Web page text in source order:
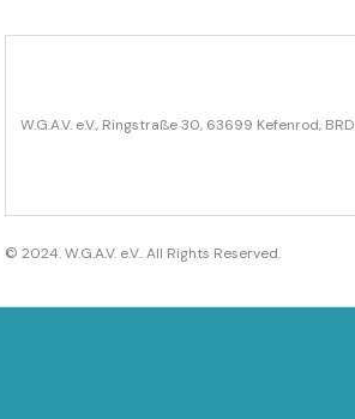
W.G.A.V. e.V., Ringstraße 30, 63699 Kefenrod, BRD
© 2024. W.G.A.V. e.V.. All Rights Reserved.